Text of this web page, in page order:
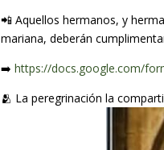
​📲 Aquellos hermanos, y
mariana, deberán
➡️ https://docs.google.com/
🫂 La peregrinación la